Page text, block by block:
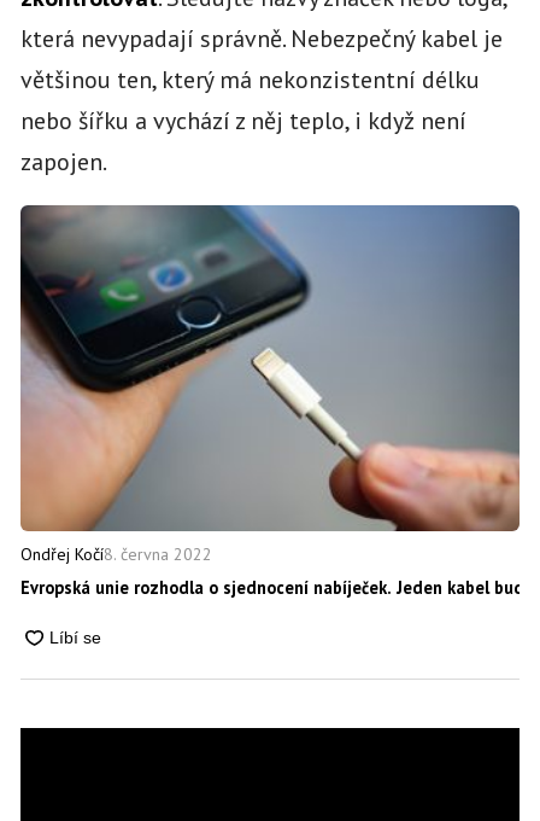
která nevypadají správně. Nebezpečný kabel je
většinou ten, který má nekonzistentní délku
nebo šířku a vychází z něj teplo, i když není
zapojen.
Ondřej Kočí8. června 2022
Evropská unie rozhodla o sjednocení nabíječek. Jeden kabel